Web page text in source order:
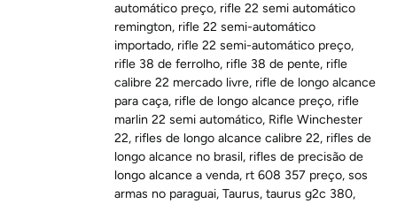
automático preço, rifle 22 semi automático
remington, rifle 22 semi-automático
importado, rifle 22 semi-automático preço,
rifle 38 de ferrolho, rifle 38 de pente, rifle
calibre 22 mercado livre, rifle de longo alcance
para caça, rifle de longo alcance preço, rifle
marlin 22 semi automático, Rifle Winchester
22, rifles de longo alcance calibre 22, rifles de
longo alcance no brasil, rifles de precisão de
longo alcance a venda, rt 608 357 preço,sos
armas no paraguai,Taurus,taurus g2c 380,